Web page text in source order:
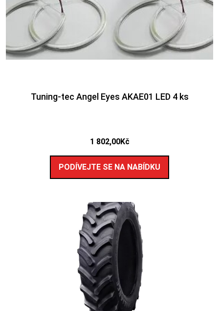
Tuning-tec Angel Eyes AKAE01 LED 4 ks
1 802,00Kč
PODÍVEJTE SE NA NABÍDKU